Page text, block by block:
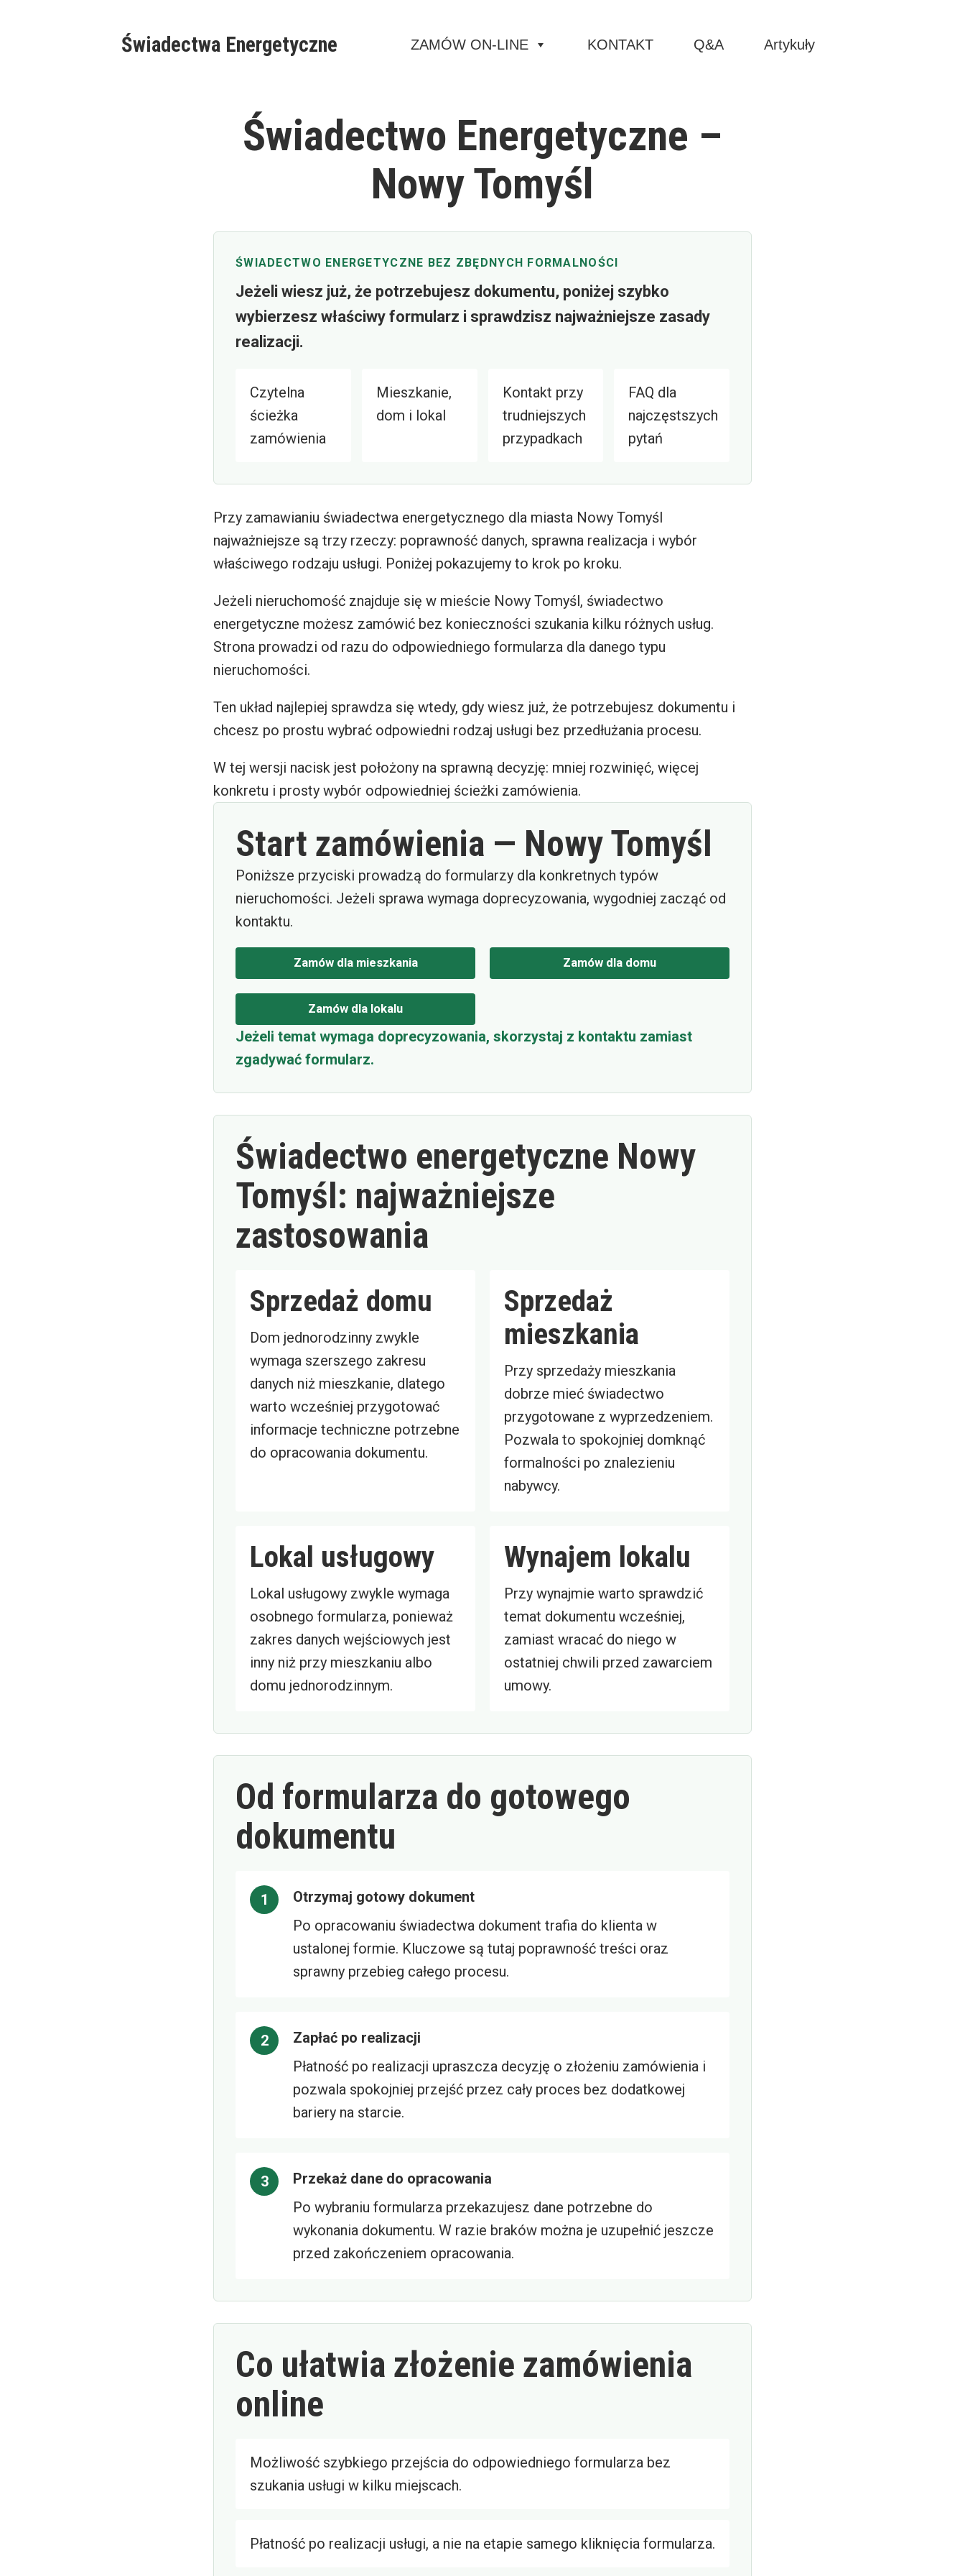
Świadectwa Energetyczne ZAMÓW ON-LINE KONTAKT Q&A Artykuły
Świadectwo Energetyczne –
Nowy Tomyśl
ŚWIADECTWO ENERGETYCZNE BEZ ZBĘDNYCH FORMALNOŚCI
Jeżeli wiesz już, że potrzebujesz dokumentu, poniżej szybko
wybierzesz właściwy formularz i sprawdzisz najważniejsze zasady
realizacji.
Czytelna
ścieżka
zamówienia
Mieszkanie,
dom i lokal
Kontakt przy
trudniejszych
przypadkach
FAQ dla
najczęstszych
pytań
Przy zamawianiu świadectwa energetycznego dla miasta Nowy Tomyśl
najważniejsze są trzy rzeczy: poprawność danych, sprawna realizacja i wybór
właściwego rodzaju usługi. Poniżej pokazujemy to krok po kroku.
Jeżeli nieruchomość znajduje się w mieście Nowy Tomyśl, świadectwo
energetyczne możesz zamówić bez konieczności szukania kilku różnych usług.
Strona prowadzi od razu do odpowiedniego formularza dla danego typu
nieruchomości.
Ten układ najlepiej sprawdza się wtedy, gdy wiesz już, że potrzebujesz dokumentu i
chcesz po prostu wybrać odpowiedni rodzaj usługi bez przedłużania procesu.
W tej wersji nacisk jest położony na sprawną decyzję: mniej rozwinięć, więcej
konkretu i prosty wybór odpowiedniej ścieżki zamówienia.
Start zamówienia — Nowy Tomyśl
Poniższe przyciski prowadzą do formularzy dla konkretnych typów
nieruchomości. Jeżeli sprawa wymaga doprecyzowania, wygodniej zacząć od
kontaktu.
Zamów dla mieszkania Zamów dla domu
Zamów dla lokalu
Jeżeli temat wymaga doprecyzowania, skorzystaj z kontaktu zamiast
zgadywać formularz.
Świadectwo energetyczne Nowy
Tomyśl: najważniejsze
zastosowania
Sprzedaż domu
Dom jednorodzinny zwykle
wymaga szerszego zakresu
danych niż mieszkanie, dlatego
warto wcześniej przygotować
informacje techniczne potrzebne
do opracowania dokumentu.
Sprzedaż
mieszkania
Przy sprzedaży mieszkania
dobrze mieć świadectwo
przygotowane z wyprzedzeniem.
Pozwala to spokojniej domknąć
formalności po znalezieniu
nabywcy.
Lokal usługowy
Lokal usługowy zwykle wymaga
osobnego formularza, ponieważ
zakres danych wejściowych jest
inny niż przy mieszkaniu albo
domu jednorodzinnym.
Wynajem lokalu
Przy wynajmie warto sprawdzić
temat dokumentu wcześniej,
zamiast wracać do niego w
ostatniej chwili przed zawarciem
umowy.
Od formularza do gotowego
dokumentu
Otrzymaj gotowy dokument
Po opracowaniu świadectwa dokument trafia do klienta w
ustalonej formie. Kluczowe są tutaj poprawność treści oraz
sprawny przebieg całego procesu.
Zapłać po realizacji
Płatność po realizacji upraszcza decyzję o złożeniu zamówienia i
pozwala spokojniej przejść przez cały proces bez dodatkowej
bariery na starcie.
Przekaż dane do opracowania
Po wybraniu formularza przekazujesz dane potrzebne do
wykonania dokumentu. W razie braków można je uzupełnić jeszcze
przed zakończeniem opracowania.
Co ułatwia złożenie zamówienia
online
Możliwość szybkiego przejścia do odpowiedniego formularza bez
szukania usługi w kilku miejscach.
Płatność po realizacji usługi, a nie na etapie samego kliknięcia formularza.